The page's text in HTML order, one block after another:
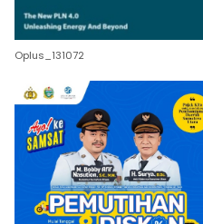
Oplus_131072